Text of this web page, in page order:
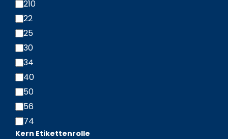
210
22
25
30
34
40
50
56
74
Kern Etikettenrolle